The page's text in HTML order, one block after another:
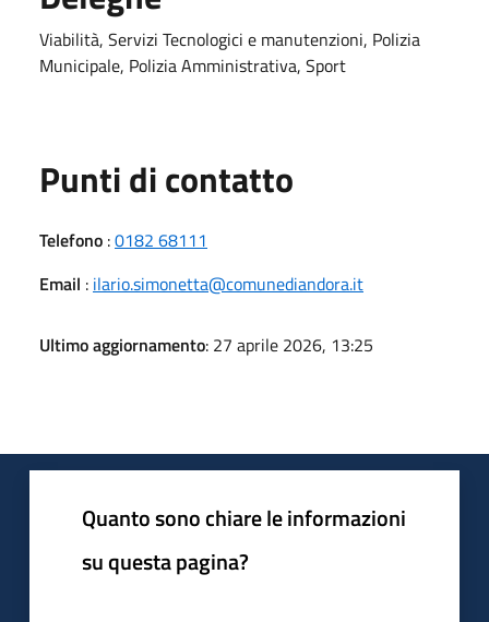
Viabilità, Servizi Tecnologici e manutenzioni, Polizia
Municipale, Polizia Amministrativa, Sport
Punti di contatto
Telefono :0182 68111
Email : ilario.simonetta@comunediandora.it
Ultimo aggiornamento: 27 aprile 2026, 13:25
Quanto sono chiare le informazioni
su questa pagina?